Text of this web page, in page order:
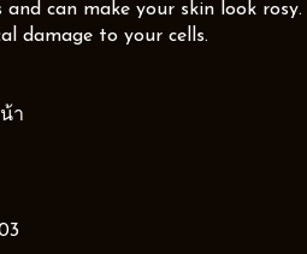
can make your skin look rosy.
damage to your cells.
า